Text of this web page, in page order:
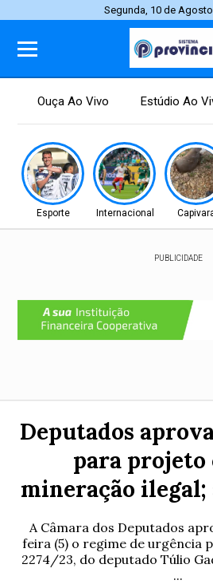
Segunda, 10 de
Ouça Ao Vivo Estúdio Ao
Esporte Internacional
PUBLICIDADE
Deputados
para
mineração ilegal;
A Câmara dos Deputados
feira (5) o regime de urgência
2274/23, do deputado Túlio
...